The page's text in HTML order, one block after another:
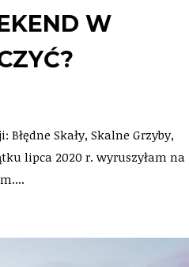
W
Skały, Skalne Grzyby,
lipca 2020 r. wyruszyłam na